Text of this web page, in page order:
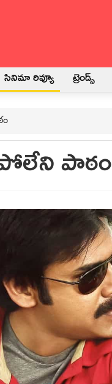
సినిమా రివ్యూ ట్రెండ్స్
పాఠం